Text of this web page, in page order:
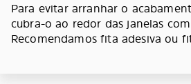
Para evitar arranhar o
cubra-o ao redor das janelas
Recomendamos fita adesiva ou